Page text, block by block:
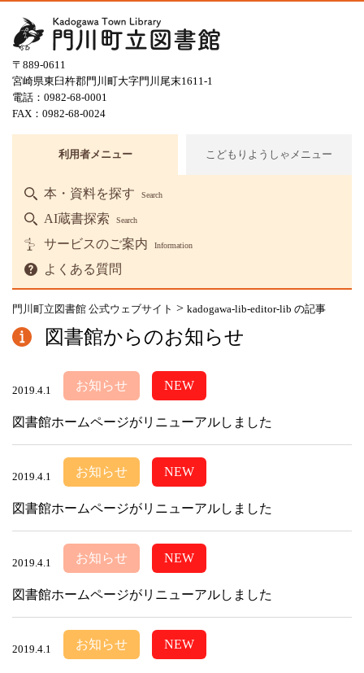
〒889-0611
宮崎県東臼杵郡門川町大字門川尾末1611-1
電話：0982-68-0001
FAX：0982-68-0024
利用者メニュー こどもりようしゃメニュー
本・資料を探す Search
AI蔵書探索 Search
サービスのご案内 Information
よくある質問
門川町立図書館 公式ウェブサイト > kadogawa-lib-editor-lib の記事
図書館からのお知らせ
2019.4.1 お知らせ NEW
図書館ホームページがリニューアルしました
2019.4.1 お知らせ NEW
図書館ホームページがリニューアルしました
2019.4.1 お知らせ NEW
図書館ホームページがリニューアルしました
2019.4.1 お知らせ NEW